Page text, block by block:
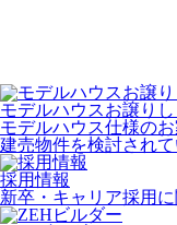
モデルハウスお譲り
モデルハウス仕様の
建売物件を検討されて
採用情報
新卒・キャリア採用に